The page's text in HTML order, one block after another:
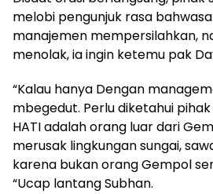
melobi pengunjuk rasa
manajemen mempersilahkan,
menolak, ia ingin ketemu pak
“Kalau hanya Dengan
mbegedut. Perlu diketahui
HATI adalah orang luar dari
merusak lingkungan sungai,
karena bukan orang Gempol
“Ucap lantang Subhan.